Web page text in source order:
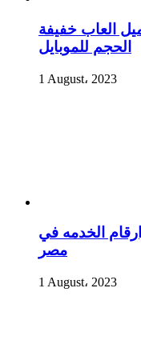
العاب خفيفة
الحجم للموبايل
1 August، 2023
الخدمه في
مصر
1 August، 2023